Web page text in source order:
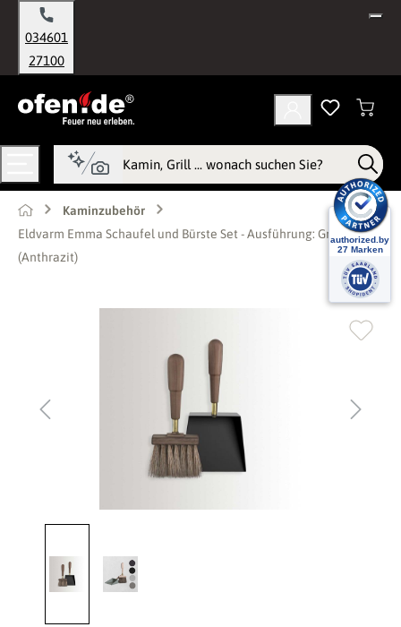
springen
034601
27100
Kaminzubehör
Eldvarm Emma Schaufel und Bürste Set - Ausführung: Graphite
(Anthrazit)